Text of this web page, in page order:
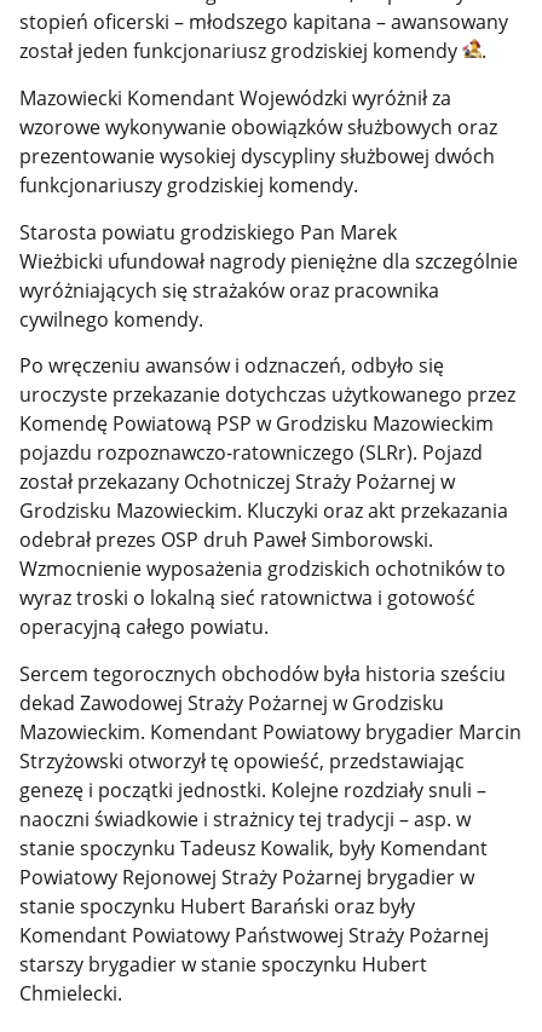
stopień oficerski – młodszego kapitana – awansowany
został jeden funkcjonariusz grodziskiej komendy
.
Mazowiecki Komendant Wojewódzki wyróżnił za
wzorowe wykonywanie obowiązków służbowych oraz
prezentowanie wysokiej dyscypliny służbowej dwóch
funkcjonariuszy grodziskiej komendy.
Starosta powiatu grodziskiego Pan Marek
Wieżbicki ufundował nagrody pieniężne dla szczególnie
wyróżniających się strażaków oraz pracownika
cywilnego komendy.
Po wręczeniu awansów i odznaczeń, odbyło się
uroczyste przekazanie dotychczas użytkowanego przez
Komendę Powiatową PSP w Grodzisku Mazowieckim
pojazdu rozpoznawczo-ratowniczego (SLRr). Pojazd
został przekazany Ochotniczej Straży Pożarnej w
Grodzisku Mazowieckim. Kluczyki oraz akt przekazania
odebrał prezes OSP druh Paweł Simborowski.
Wzmocnienie wyposażenia grodziskich ochotników to
wyraz troski o lokalną sieć ratownictwa i gotowość
operacyjną całego powiatu.
Sercem tegorocznych obchodów była historia sześciu
dekad Zawodowej Straży Pożarnej w Grodzisku
Mazowieckim. Komendant Powiatowy brygadier Marcin
Strzyżowski otworzył tę opowieść, przedstawiając
genezę i początki jednostki. Kolejne rozdziały snuli –
naoczni świadkowie i strażnicy tej tradycji – asp. w
stanie spoczynku Tadeusz Kowalik, były Komendant
Powiatowy Rejonowej Straży Pożarnej brygadier w
stanie spoczynku Hubert Barański oraz były
Komendant Powiatowy Państwowej Straży Pożarnej
starszy brygadier w stanie spoczynku Hubert
Chmielecki.